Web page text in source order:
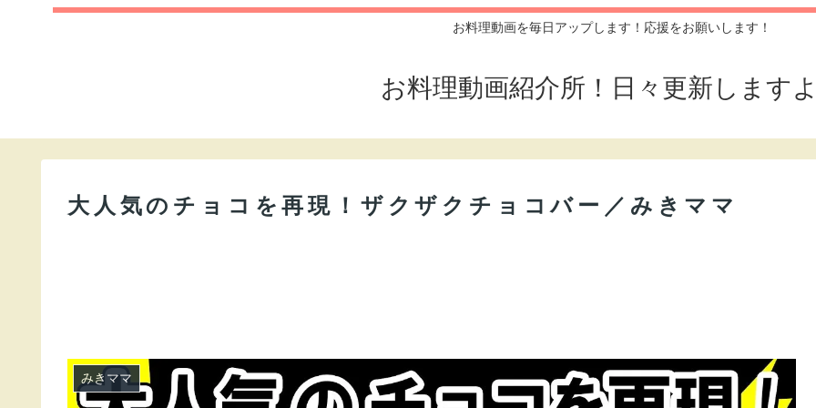
お料理動画を毎日アップします！応援をお願いします！
お料理動画紹介所！日々更新します
大人気のチョコを再現！ザクザクチョコバー／みきママ
みきママ